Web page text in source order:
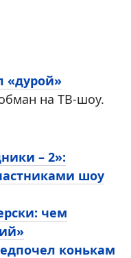
«дурой»
на ТВ-шоу.
– 2»:
шоу
чем
конькам